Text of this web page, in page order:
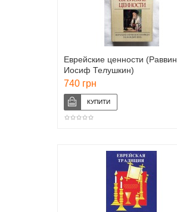
Еврейские ценности (Раввин
Иосиф Телушкин)
740 грн